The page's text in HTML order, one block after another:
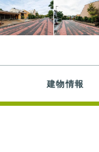
建物情報